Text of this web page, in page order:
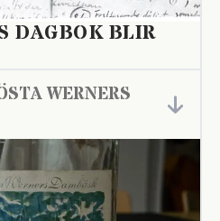
DAGBOK BLIR
WERNERS